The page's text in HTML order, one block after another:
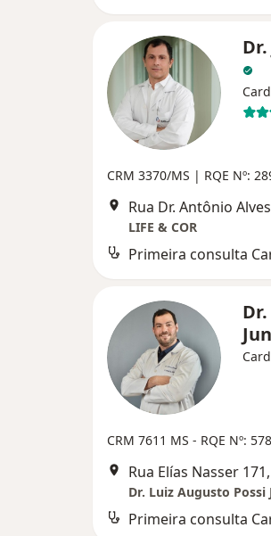
CRM 3370/MS | RQE Nº:
LIFE & COR
CRM 7611 MS - RQE Nº:
Rua Elías Nasser
Dr. Luiz Augusto Possi